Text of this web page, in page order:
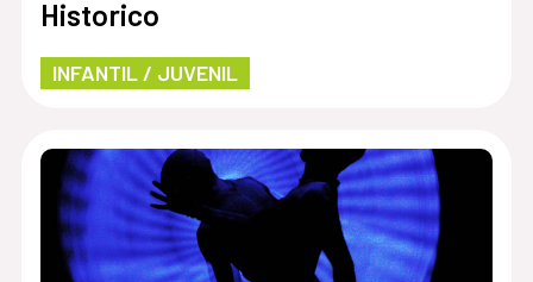
Historico
INFANTIL / JUVENIL